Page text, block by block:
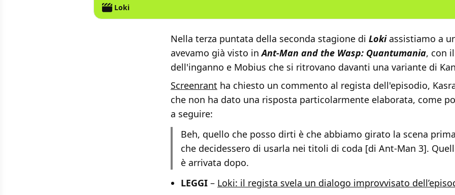
Loki
Nella terza puntata della seconda stagione di Lokiassistiamo a
avevamo già visto inAnt-Man and the Wasp: Quantumania, con
dell'inganno e Mobius che si ritrovano davanti una variante di
Screenrant ha chiesto un commento al regista dell'episodio,
che non ha dato una risposta particolarmente elaborata, come
a seguire:
Beh, quello che posso dirti è che abbiamo girato la scena
che decidessero di usarla nei titoli di coda [di Ant-Man 3].
è arrivata dopo.
LEGGI – Loki: il regista svela un dialogo improvvisato